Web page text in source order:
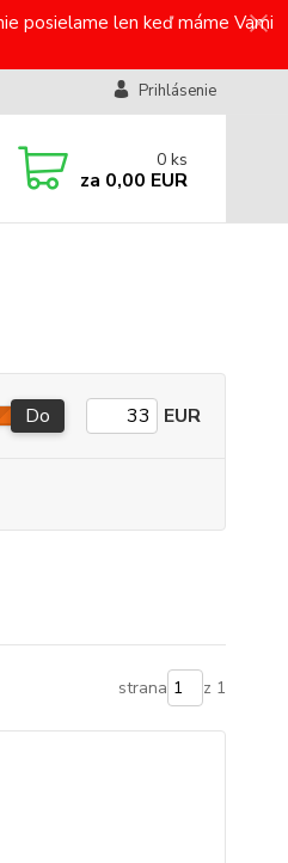
posielame len keď máme Vami
Prihlásenie
0 ks
za 0,00 EUR
Do EUR
strana z 1